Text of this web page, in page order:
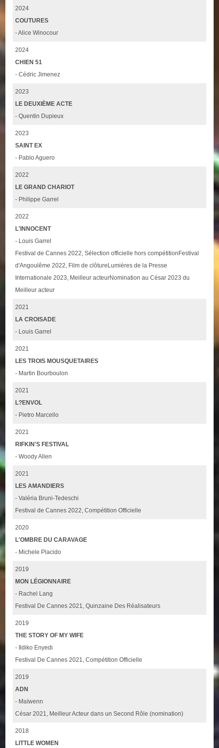
2024
COUTURES
- Alice Winocour
2024
CHIEN 51
- Cédric Jimenez
2023
LE DEUXIÈME ACTE
- Quentin Dupieux
2023
SAINT EX
- Pablo Aguero
2022
LE GRAND CHARIOT
- Philippe Garrel
2022
L'INNOCENT
- Louis Garrel
Festival de Cannes 2022, Sélection officielle hors compétitionFestival
d'Angoulême 2022, Film de clôtureLumières de la Presse
Internationale 2023, Meilleur acteurNomination au César 2023 du
Meilleur acteur
2021
LA CROISADE
- Louis Garrel
2021
LES TROIS MOUSQUETAIRES
- Martin Bourboulon
2021
L?ENVOL
- Pietro Marcello
2021
RIFKIN'S FESTIVAL
- Woody Allen
2021
LES AMANDIERS
- Valéria Bruni-Tedeschi
Festival de Cannes 2022, Compétition Officielle
2020
L'OMBRE DU CARAVAGE
- Michele Placido
2019
MON LÉGIONNAIRE
- Rachel Lang
Festival De Cannes 2021, Quinzaine Des Réalisateurs
2019
THE STORY OF MY WIFE
- Ildiko Enyedi
Festival De Cannes 2021, Compétition Officielle
2019
ADN
- Maïwenn
César 2021, Meilleur Acteur dans un Second Rôle (nomination)
2018
LITTLE WOMEN